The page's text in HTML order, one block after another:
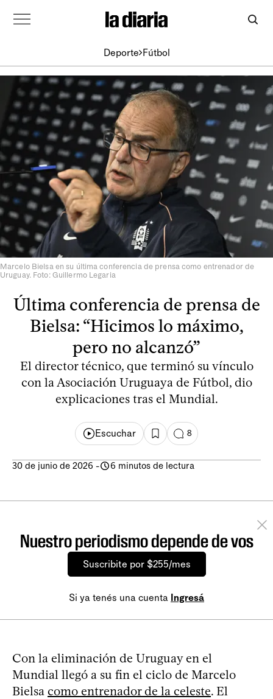
Deporte Fútbol
Marcelo Bielsa en su última conferencia de prensa como entrenador de
Uruguay. Foto: Guillermo Legaria
Última conferencia de prensa de
Bielsa: “Hicimos lo máximo,
pero no alcanzó”
El director técnico, que terminó su vínculo
con la Asociación Uruguaya de Fútbol, dio
explicaciones tras el Mundial.
Escuchar 8
30 de junio de 2026 - 6 minutos de lectura
Nuestro periodismo depende de vos
Suscribite por $255/mes
Si ya tenés una cuenta Ingresá
Con la eliminación de Uruguay en el
Mundial llegó a su fin el ciclo de Marcelo
Bielsa como entrenador de la celeste. El